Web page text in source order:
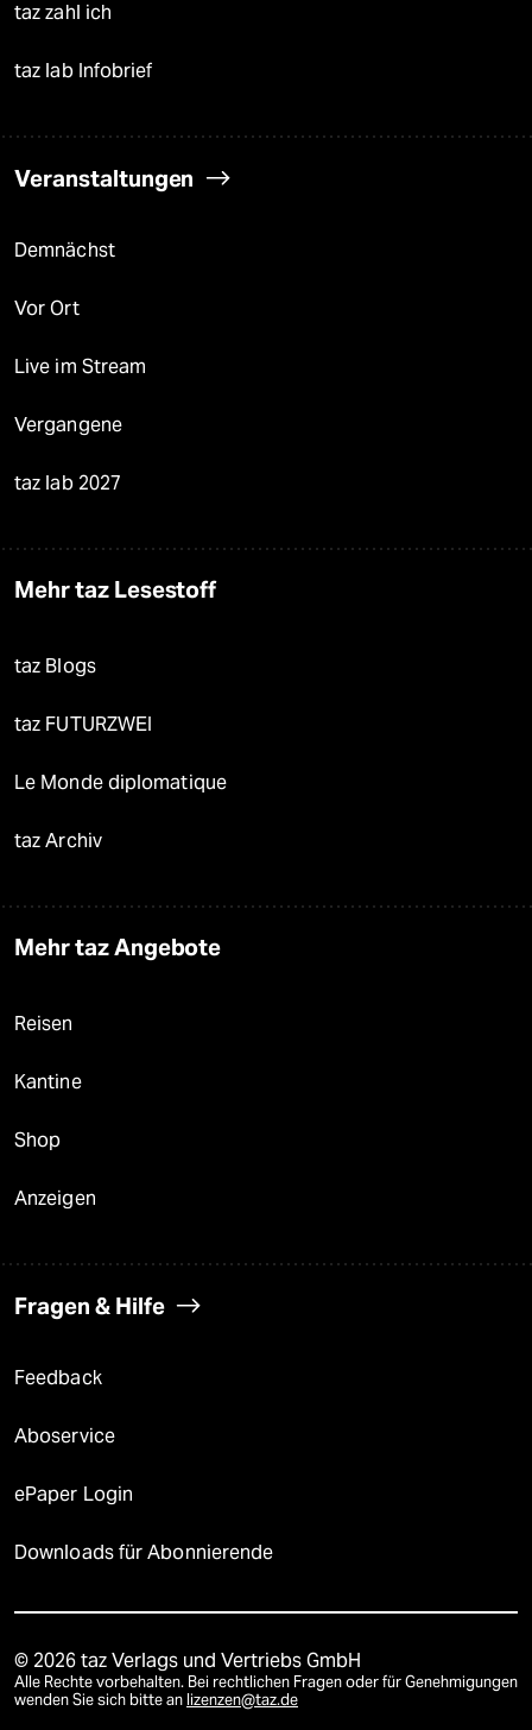
taz zahl ich
taz lab Infobrief
Veranstaltungen
Demnächst
Vor Ort
Live im Stream
Vergangene
taz lab 2027
Mehr taz Lesestoff
taz Blogs
taz FUTURZWEI
Le Monde diplomatique
taz Archiv
Mehr taz Angebote
Reisen
Kantine
Shop
Anzeigen
Fragen & Hilfe
Feedback
Aboservice
ePaper Login
Downloads für Abonnierende
© 2026 taz Verlags und Vertriebs GmbH
Alle Rechte vorbehalten. Bei rechtlichen Fragen oder für Genehmigungen
wenden Sie sich bitte an lizenzen@taz.de